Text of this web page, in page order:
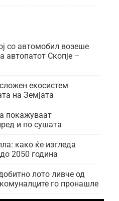
со автомобил возеше
автопатот Скопје –
екосистем
на Земјата
покажуваат
и по сушата
како ќе изгледа
2050 година
лото ливче од
го пронашле